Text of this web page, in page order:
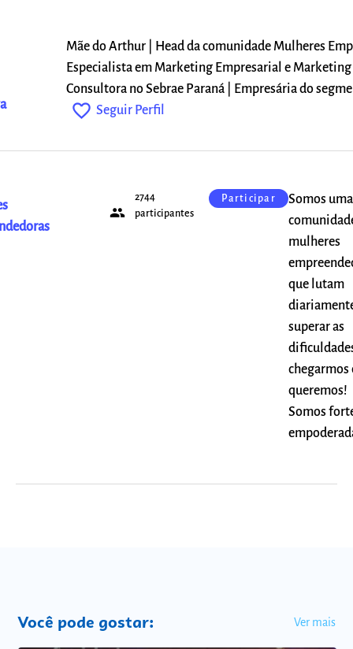
Mãe do Arthur | Head da comunidade Mulheres
Especialista em Marketing Empresarial e
Consultora no Sebrae Paraná | Empresária do
favorite_outline Seguir Perfil
people
2744
participantes
Participar
Somos uma
mulheres
que lutam
superar as
chegarmos
queremos!
Somos
Você pode gostar: Ver mais